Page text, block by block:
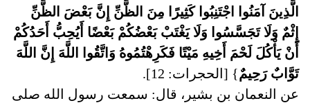
الَّذِينَ آمَنُوا اجْتَنِبُوا كَثِيرًا مِنَ الظَّنِّ إِنَّ بَعْضَ الظَّنِّ
إِثْمٌ وَلَا تَجَسَّسُوا وَلَا يَغْتَبْ بَعْضُكُمْ بَعْضًا أَيُحِبُّ أَحَدُكُمْ
أَنْ يَأْكُلَ لَحْمَ أَخِيهِ مَيْتًا فَكَرِهْتُمُوهُ وَاتَّقُوا اللَّهَ إِنَّ اللَّهَ
تَوَّابٌ رَحِيمٌ} [الحجرات: 12].
عن النعمان بن بشير، قال: سمعت رسول الله صلى